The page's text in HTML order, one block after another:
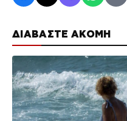
ΔΙΑΒΑΣΤΕ ΑΚΟΜΗ